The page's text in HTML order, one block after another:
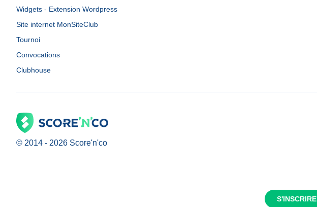
S'INSCRIRE
Widgets - Extension Wordpress
Site internet MonSiteClub
Tournoi
Convocations
Clubhouse
© 2014 - 2026 Score'n'co